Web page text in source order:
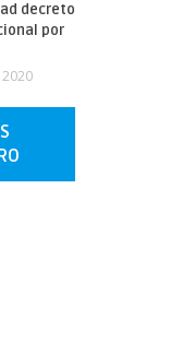
decreto
por